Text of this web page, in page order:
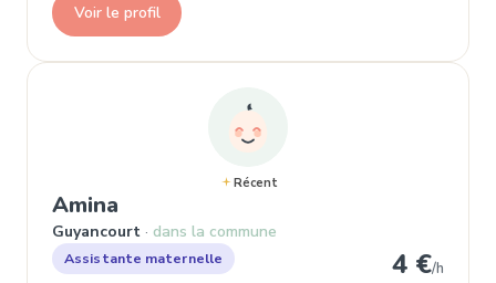
Voir le profil
Récent
Amina
Guyancourt dans la commune
Assistante maternelle 4 €/h